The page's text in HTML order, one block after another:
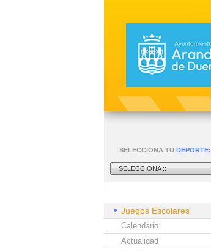
SELECCIONA TU DEPORTE:
:: SELECCIONA ::
Juegos Escolares
Calendario
Actualidad